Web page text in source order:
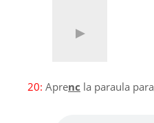
20: Aprenc la paraula para